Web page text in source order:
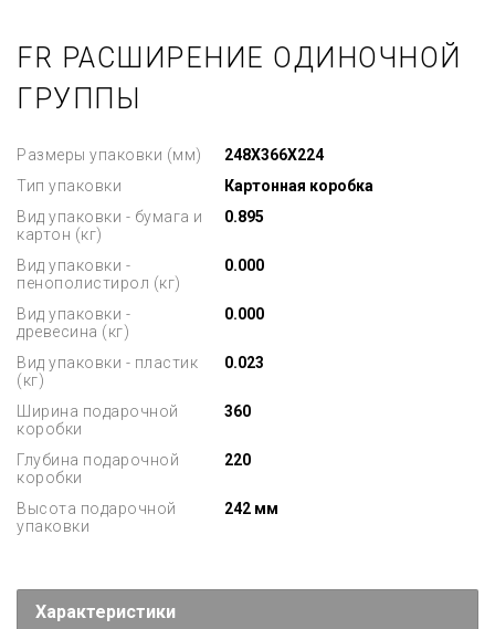
FR РАСШИРЕНИЕ ОДИНОЧНОЙ
ГРУППЫ
Размеры упаковки (мм)
248X366X224
Тип упаковки
Картонная коробка
Вид упаковки - бумага и
картон (кг)
0.895
Вид упаковки -
пенополистирол (кг)
0.000
Вид упаковки -
древесина (кг)
0.000
Вид упаковки - пластик
(кг)
0.023
Ширина подарочной
коробки
360
Глубина подарочной
коробки
220
Высота подарочной
упаковки
242 мм
Характеристики